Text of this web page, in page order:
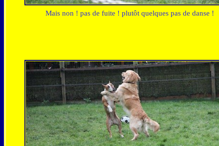
Mais non ! pas de fuite ! plutôt quelques pas de danse !